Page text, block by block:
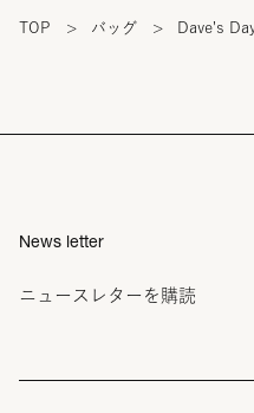
TOP > バッグ > Dave's
News letter
ニュースレターを購読